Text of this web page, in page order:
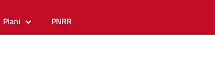
Piani PNRR